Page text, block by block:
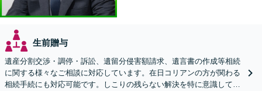
生前贈与
遺産分割交渉・調停・訴訟、遺留分侵害額請求、遺言書の作成等相続
に関する様々なご相談に対応しています。在日コリアンの方が関わる
相続手続にも対応可能です。しこりの残らない解決を特に意識してい